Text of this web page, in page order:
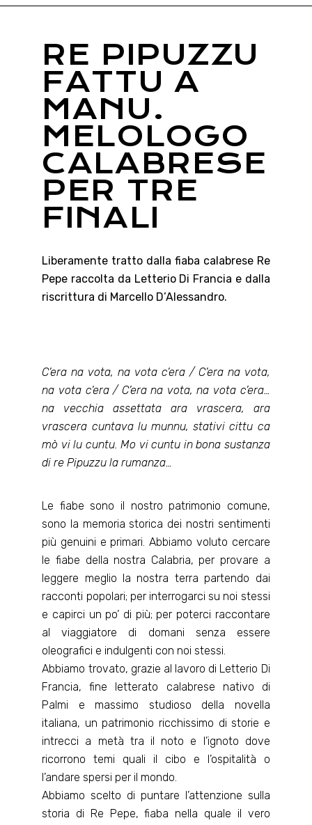
RE PIPUZZU
FATTU A
MANU.
MELOLOGO
CALABRESE
PER TRE
FINALI
Liberamente tratto dalla fiaba calabrese Re
Pepe raccolta da Letterio Di Francia e dalla
riscrittura di Marcello D’Alessandro.
C’era na vota, na vota c’era / C’era na vota,
na vota c’era / C’era na vota, na vota c’era…
na vecchia assettata ara vrascera, ara
vrascera cuntava lu munnu, stativi cittu ca
mò vi lu cuntu. Mo vi cuntu in bona sustanza
di re Pipuzzu la rumanza…
Le fiabe sono il nostro patrimonio comune,
sono la memoria storica dei nostri sentimenti
più genuini e primari. Abbiamo voluto cercare
le fiabe della nostra Calabria, per provare a
leggere meglio la nostra terra partendo dai
racconti popolari; per interrogarci su noi stessi
e capirci un po’ di più; per poterci raccontare
al viaggiatore di domani senza essere
oleografici e indulgenti con noi stessi.
Abbiamo trovato, grazie al lavoro di Letterio Di
Francia, fine letterato calabrese nativo di
Palmi e massimo studioso della novella
italiana, un patrimonio ricchissimo di storie e
intrecci a metà tra il noto e l’ignoto dove
ricorrono temi quali il cibo e l’ospitalità o
l’andare spersi per il mondo.
Abbiamo scelto di puntare l’attenzione sulla
storia di Re Pepe, fiaba nella quale il vero